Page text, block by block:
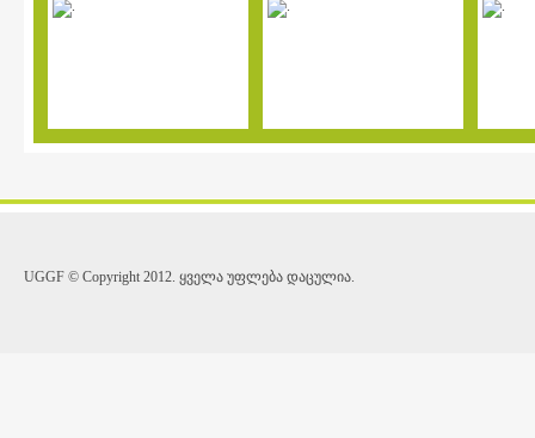
UGGF © Copyright 2012. ყველა უფლება დაცულია.